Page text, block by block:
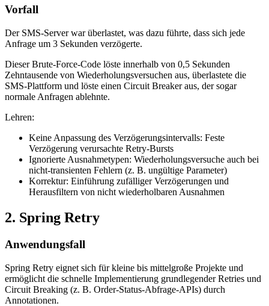
Vorfall
Der SMS-Server war überlastet, was dazu führte, dass sich jede
Anfrage um 3 Sekunden verzögerte.
Dieser Brute-Force-Code löste innerhalb von 0,5 Sekunden
Zehntausende von Wiederholungsversuchen aus, überlastete die
SMS-Plattform und löste einen Circuit Breaker aus, der sogar
normale Anfragen ablehnte.
Lehren:
Keine Anpassung des Verzögerungsintervalls: Feste
Verzögerung verursachte Retry-Bursts
Ignorierte Ausnahmetypen: Wiederholungsversuche auch bei
nicht-transienten Fehlern (z. B. ungültige Parameter)
Korrektur: Einführung zufälliger Verzögerungen und
Herausfiltern von nicht wiederholbaren Ausnahmen
2. Spring Retry
Anwendungsfall
Spring Retry eignet sich für kleine bis mittelgroße Projekte und
ermöglicht die schnelle Implementierung grundlegender Retries und
Circuit Breaking (z. B. Order-Status-Abfrage-APIs) durch
Annotationen.